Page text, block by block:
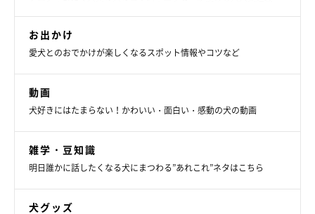
お出かけ
愛犬とのおでかけが楽しくなるスポット情報やコツなど
動画
犬好きにはたまらない！かわいい・面白い・感動の犬の動画
雑学・豆知識
明日誰かに話したくなる犬にまつわる”あれこれ”ネタはこちら
犬グッズ